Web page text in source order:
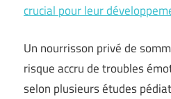
crucial pour leur
Un nourrisson privé de
risque accru de troubles
selon plusieurs études